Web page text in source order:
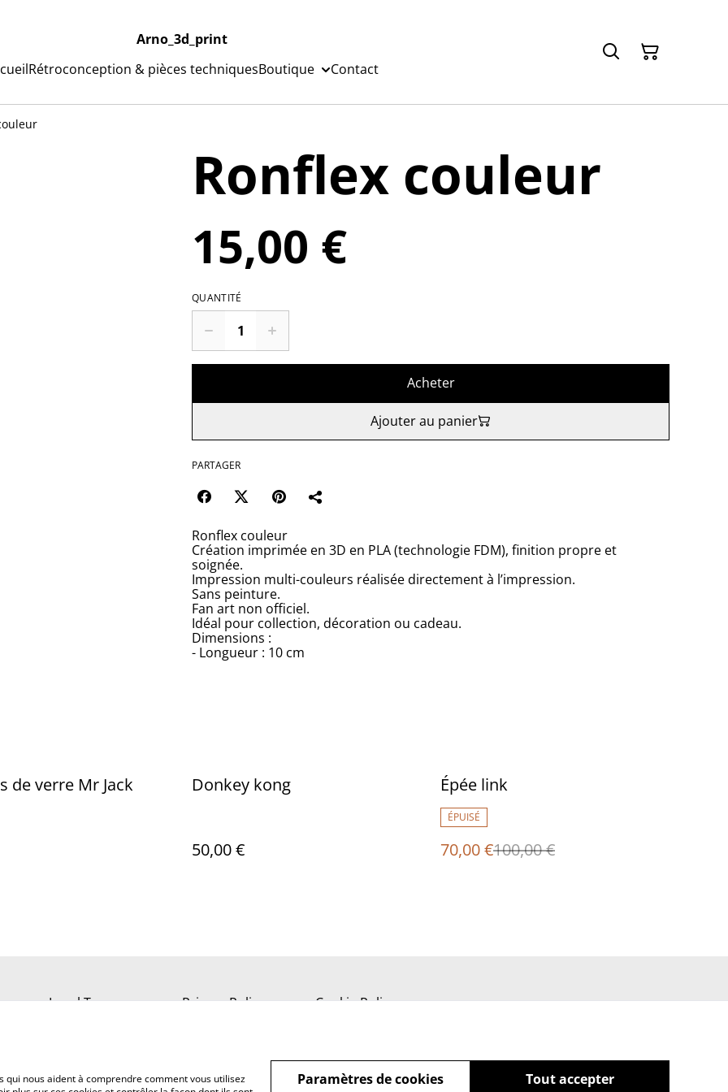
Arno_3d_print
Rétroconception & pièces techniquesBoutique Contact
Ronflex couleur
15,00 €
QUANTITÉ
Acheter
Ajouter au panier
PARTAGER
Ronflex couleur
Création imprimée en 3D en PLA (technologie FDM), finition propre et
soignée.
Impression multi-couleurs réalisée directement à l’impression.
Sans peinture.
Fan art non officiel.
Idéal pour collection, décoration ou cadeau.
Dimensions :
- Longueur : 10 cm
de verre Mr Jack Donkey kong
50,00 €
%
Épée link
ÉPUISÉ
70,00 €100,00 €
Legal Terms Privacy Policy Cookie Policy
qui nous aident à comprendre comment vous utilisez
Tout accepter
Paramètres de cookies